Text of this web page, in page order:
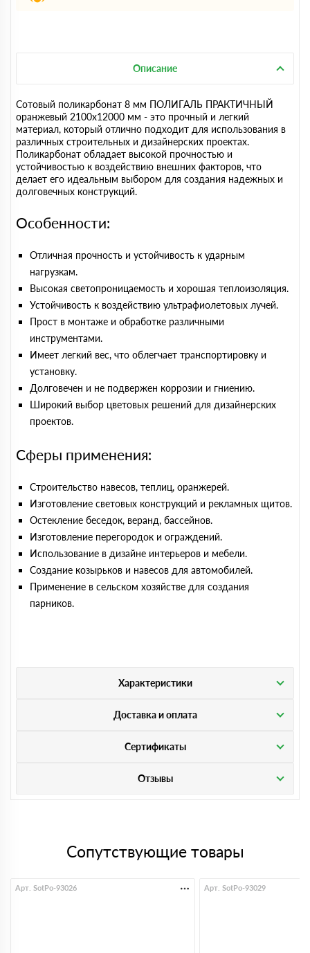
Описание
Сотовый поликарбонат 8 мм ПОЛИГАЛЬ ПРАКТИЧНЫЙ
оранжевый 2100х12000 мм - это прочный и легкий
материал, который отлично подходит для использования в
различных строительных и дизайнерских проектах.
Поликарбонат обладает высокой прочностью и
устойчивостью к воздействию внешних факторов, что
делает его идеальным выбором для создания надежных и
долговечных конструкций.
Особенности:
Отличная прочность и устойчивость к ударным
нагрузкам.
Высокая светопроницаемость и хорошая теплоизоляция.
Устойчивость к воздействию ультрафиолетовых лучей.
Прост в монтаже и обработке различными
инструментами.
Имеет легкий вес, что облегчает транспортировку и
установку.
Долговечен и не подвержен коррозии и гниению.
Широкий выбор цветовых решений для дизайнерских
проектов.
Сферы применения:
Строительство навесов, теплиц, оранжерей.
Изготовление световых конструкций и рекламных щитов.
Остекление беседок, веранд, бассейнов.
Изготовление перегородок и ограждений.
Использование в дизайне интерьеров и мебели.
Создание козырьков и навесов для автомобилей.
Применение в сельском хозяйстве для создания
парников.
Характеристики
Доставка и оплата
Сертификаты
Отзывы
Сопутствующие товары
Арт. SotPo-93026 Арт. SotPo-93029